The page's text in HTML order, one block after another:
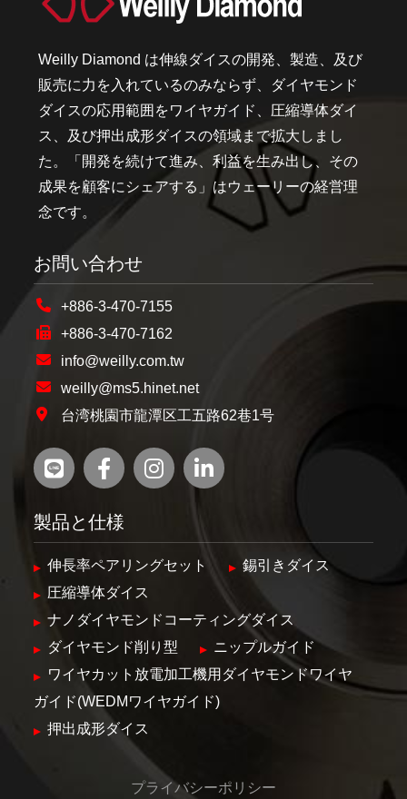
Weilly Diamond は伸線ダイスの開発、製造、及び
販売に力を入れているのみならず、ダイヤモンド
ダイスの応用範囲をワイヤガイド、圧縮導体ダイ
ス、及び押出成形ダイスの領域まで拡大しまし
た。「開発を続けて進み、利益を生み出し、その
成果を顧客にシェアする」はウェーリーの経営理
念です。
お問い合わせ
+886-3-470-7155
+886-3-470-7162
info@weilly.com.tw
weilly@ms5.hinet.net
台湾桃園市龍潭区工五路62巷1号
製品と仕様
伸長率ペアリングセット
錫引きダイス
圧縮導体ダイス
ナノダイヤモンドコーティングダイス
ダイヤモンド削り型
ニップルガイド
ワイヤカット放電加工機用ダイヤモンドワイヤ
ガイド(WEDMワイヤガイド)
押出成形ダイス
プライバシーポリシー